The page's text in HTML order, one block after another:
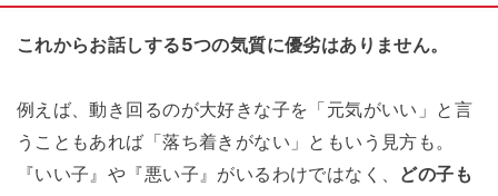
これからお話しする5つの気質に優劣はありません。
例えば、動き回るのが大好きな子を「元気がいい」と言
うこともあれば「落ち着きがない」ともいう見方も。
『いい子』や『悪い子』がいるわけではなく、 どの子も